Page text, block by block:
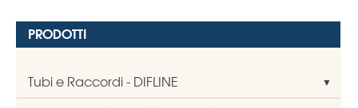
PRODOTTI
Tubi e Raccordi - DIFLINE